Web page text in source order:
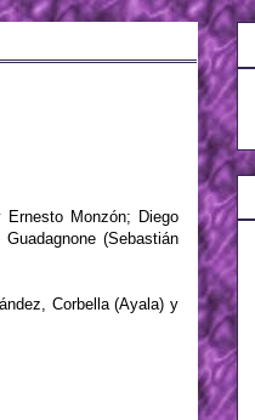
Monzón; Diego
(Sebastián
Corbella (Ayala) y